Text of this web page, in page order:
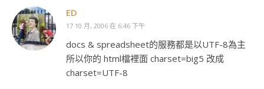
ED
17 10 月, 2006 在 6:46 下午
docs & spreadsheet的服務都是以UTF-8為主
所以你的 html檔裡面 charset=big5 改成
charset=UTF-8